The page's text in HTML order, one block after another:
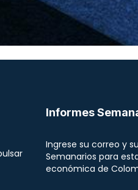
Informes
Ingrese su correo y
Semanarios para
económica de